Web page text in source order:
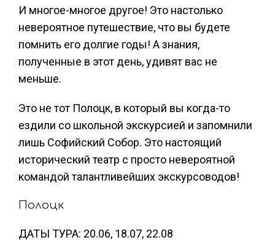
И многое-многое другое! Это настолько
невероятное путешествие, что вы будете
помнить его долгие годы! А знания,
полученные в этот день, удивят вас не
меньше.
Это не тот Полоцк, в который вы когда-то
ездили со школьной экскурсией и запомнили
лишь Софийский Собор. Это настоящий
исторический театр с просто невероятной
командой талантливейших экскурсоводов!
Полоцк
ДАТЫ ТУРА: 20.06, 18.07, 22.08